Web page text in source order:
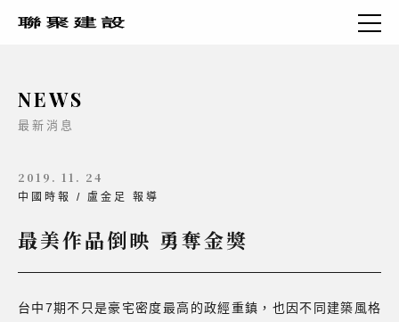
NEWS
最新消息
2019. 11. 24
中國時報 / 盧金足 報導
最美作品倒映 勇奪金獎
台中7期不只是豪宅密度最高的政經重鎮，也因不同建築風格